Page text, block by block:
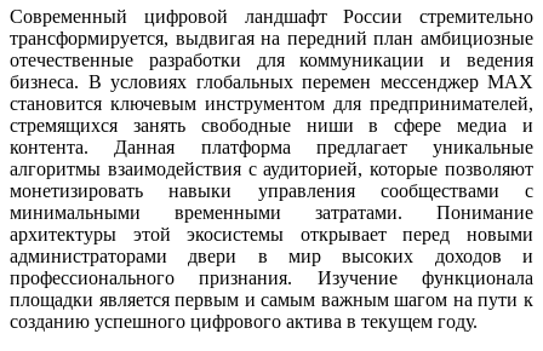
Современный цифровой ландшафт России стремительно
трансформируется, выдвигая на передний план амбициозные
отечественные разработки для коммуникации и ведения
бизнеса. В условиях глобальных перемен мессенджер MAX
становится ключевым инструментом для предпринимателей,
стремящихся занять свободные ниши в сфере медиа и
контента. Данная платформа предлагает уникальные
алгоритмы взаимодействия с аудиторией, которые позволяют
монетизировать навыки управления сообществами с
минимальными временными затратами. Понимание
архитектуры этой экосистемы открывает перед новыми
администраторами двери в мир высоких доходов и
профессионального признания. Изучение функционала
площадки является первым и самым важным шагом на пути к
созданию успешного цифрового актива в текущем году.